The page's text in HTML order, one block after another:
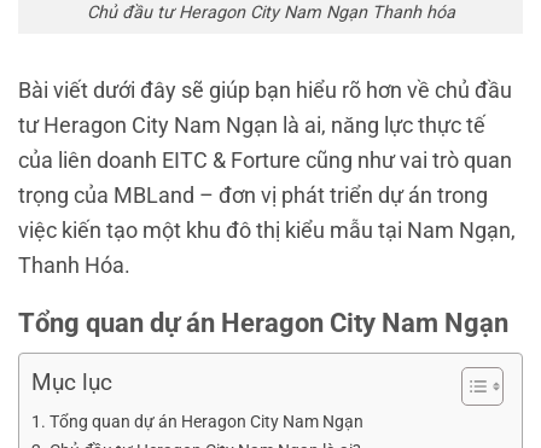
Chủ đầu tư Heragon City Nam Ngạn Thanh hóa
Bài viết dưới đây sẽ giúp bạn hiểu rõ hơn về chủ đầu
tư Heragon City Nam Ngạn là ai, năng lực thực tế
của liên doanh EITC & Forture cũng như vai trò quan
trọng của MBLand – đơn vị phát triển dự án trong
việc kiến tạo một khu đô thị kiểu mẫu tại Nam Ngạn,
Thanh Hóa.
Tổng quan dự án Heragon City Nam Ngạn
Mục lục
Tổng quan dự án Heragon City Nam Ngạn